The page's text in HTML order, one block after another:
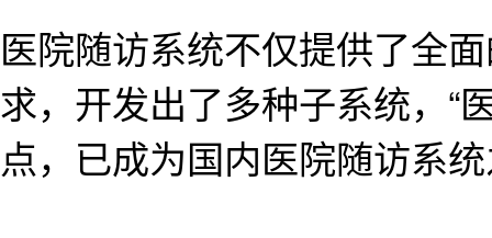
医院随访系统不仅提供了全
求，开发出了多种子系统，“
点，已成为国内医院随访系